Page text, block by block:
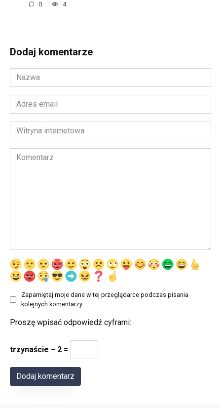
0 4
Dodaj komentarze
Nazwa
*
Adres
email
*Witryna
internetowa
Komentarz
Zapamiętaj moje dane w tej przeglądarce podczas pisania
kolejnych komentarzy.
Proszę wpisać odpowiedź cyframi:
trzynaście − 2 =